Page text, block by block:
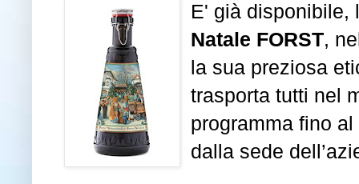
E' già disponibile,
Natale FORST,
la sua preziosa
trasporta tutti nel
programma fino
dalla sede